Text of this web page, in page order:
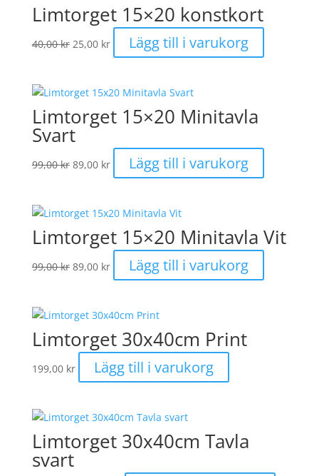
Limtorget 15×20 konstkort
40,00kr Det
ursprungliga
var:
25,00 kr
nuvarande
är:
Lägg till i varukorg
Limtorget 15×20 Minitavla
Svart
99,00kr Det
ursprungliga
var:
89,00 kr
nuvarande
är:
Lägg till i varukorg
Limtorget 15×20 Minitavla Vit
99,00kr Det
ursprungliga
var:
89,00 kr
nuvarande
är:
Lägg till i varukorg
Limtorget 30x40cm Print
199,00 kr Lägg till i varukorg
Limtorget 30x40cm Tavla
svart